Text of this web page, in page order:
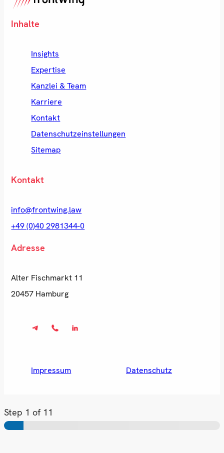
Inhalte
Insights
Expertise
Kanzlei & Team
Karriere
Kontakt
Datenschutzeinstellungen
Sitemap
Kontakt
info@frontwing.law
+49 (0)40 2981344-0
Adresse
Alter Fischmarkt 11
20457 Hamburg
Impressum Datenschutz
Step 1 of 11